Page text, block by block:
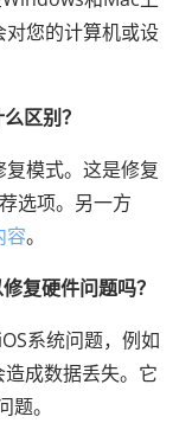
您的计算机或设
区别？
模式。这是修复
选项。另一方
容。
复硬件问题吗？
系统问题，例如
成数据丢失。它
。